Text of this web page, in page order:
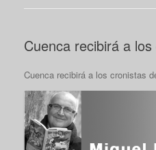
Cuenca recibirá a
Cuenca recibirá a los cronistas